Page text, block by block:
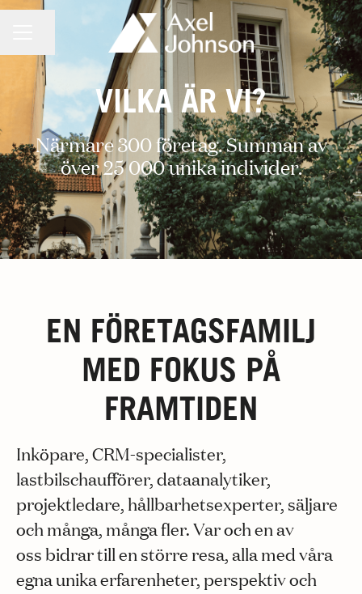
VILKA ÄR VI?
Närmare 300 företag. Summan av
över 25 000 unika individer.
EN FÖRETAGSFAMILJ
MED FOKUS PÅ
FRAMTIDEN
Inköpare, CRM-specialister,
lastbilschaufförer, dataanalytiker,
projektledare, hållbarhetsexperter, säljare
och många, många fler. Var och en av
oss bidrar till en större resa, alla med våra
egna unika erfarenheter, perspektiv och